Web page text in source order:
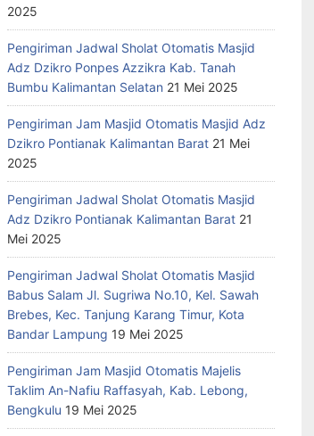
2025
Pengiriman Jadwal Sholat Otomatis Masjid
Adz Dzikro Ponpes Azzikra Kab. Tanah
Bumbu Kalimantan Selatan 21 Mei 2025
Pengiriman Jam Masjid Otomatis Masjid Adz
Dzikro Pontianak Kalimantan Barat 21 Mei
2025
Pengiriman Jadwal Sholat Otomatis Masjid
Adz Dzikro Pontianak Kalimantan Barat 21
Mei 2025
Pengiriman Jadwal Sholat Otomatis Masjid
Babus Salam Jl. Sugriwa No.10, Kel. Sawah
Brebes, Kec. Tanjung Karang Timur, Kota
Bandar Lampung 19 Mei 2025
Pengiriman Jam Masjid Otomatis Majelis
Taklim An-Nafiu Raffasyah, Kab. Lebong,
Bengkulu 19 Mei 2025